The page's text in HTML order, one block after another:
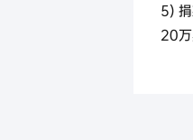
5)
20